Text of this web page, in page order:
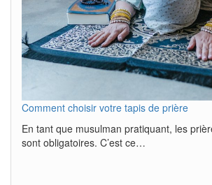
Comment choisir votre tapis de prière
En tant que musulman pratiquant, les
sont obligatoires. C’est ce…